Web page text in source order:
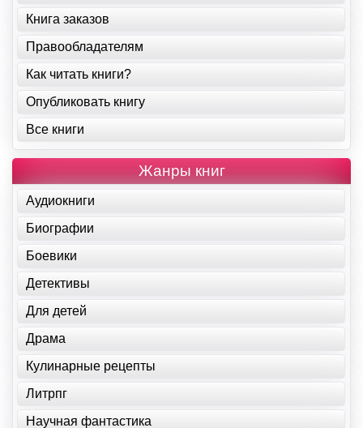
Книга заказов
Правообладателям
Как читать книги?
Опубликовать книгу
Все книги
Жанры книг
Аудиокниги
Биографии
Боевики
Детективы
Для детей
Драма
Кулинарные рецепты
Литрпг
Научная фантастика